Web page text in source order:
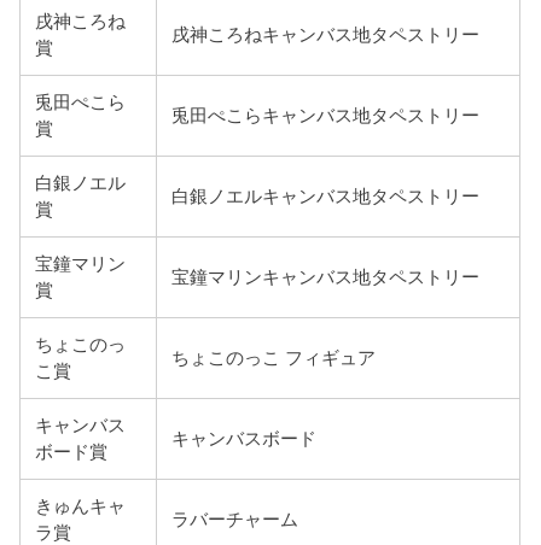
戌神ころね
賞
戌神ころねキャンバス地タペストリー
兎田ぺこら
賞
兎田ぺこらキャンバス地タペストリー
白銀ノエル
賞
白銀ノエルキャンバス地タペストリー
宝鐘マリン
賞
宝鐘マリンキャンバス地タペストリー
ちょこのっ
こ賞
ちょこのっこ フィギュア
キャンバス
ボード賞
キャンバスボード
きゅんキャ
ラ賞
ラバーチャーム